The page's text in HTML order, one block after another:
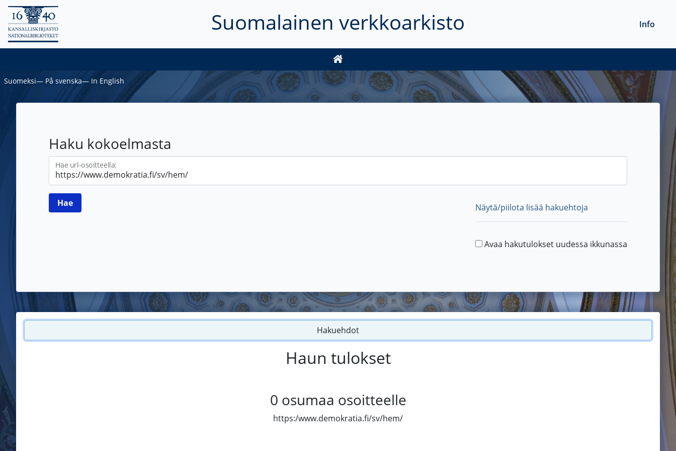
Suomalainen verkkoarkisto Info
Suomeksi― På svenska― In English
Haku kokoelmasta
Hae url-osoitteella:
Näytä/piilota lisää hakuehtoja
Avaa hakutulokset uudessa ikkunassa
Hakuehdot
Haun tulokset
0 osumaa osoitteelle
https:/www.demokratia.fi/sv/hem/